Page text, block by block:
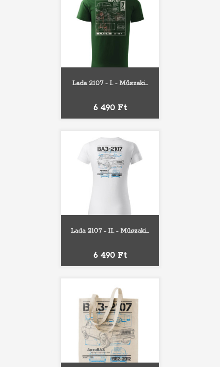
Lada 2107 - I. - Műszaki...
Ár
6 490 Ft
Lada 2107 - II. - Műszaki...
Ár
6 490 Ft